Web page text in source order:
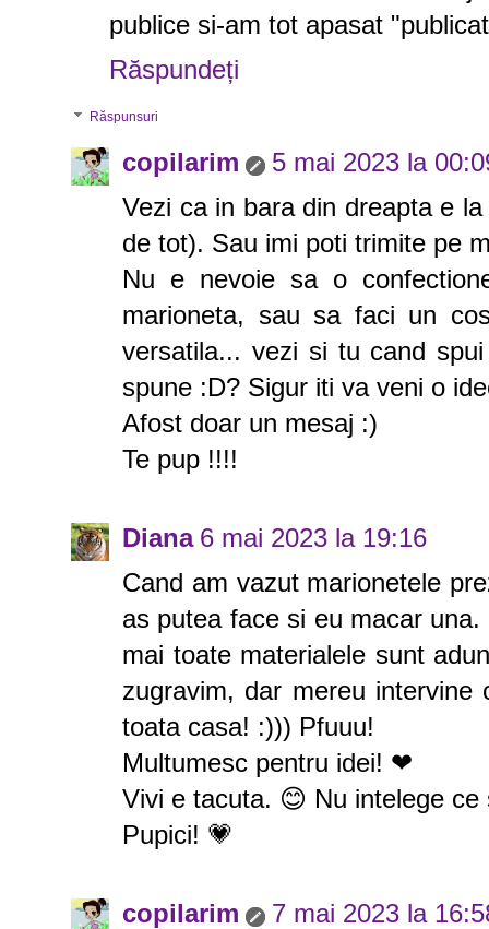
publice si-am tot apasat
Răspundeți
Răspunsuri
copilarim
5 mai 2023 la
Vezi ca in bara din dreapta e
de tot). Sau imi poti trimite pe
Nu e nevoie sa o
marioneta, sau sa faci un
versatila... vezi si tu cand
spune :D? Sigur iti va veni o
Afost doar un mesaj :)
Te pup !!!!
Diana 6 mai 2023 la 19:16
Cand am vazut marionetele
as putea face si eu macar
mai toate materialele sunt
zugravim, dar mereu
toata casa! :))) Pfuuu!
Multumesc pentru idei! ❤
Vivi e tacuta. 😊 Nu intelege
Pupici! 💗
copilarim
7 mai 2023 la